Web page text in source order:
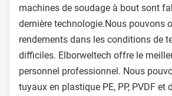
machines de soudage à bout sont
dernière technologie.Nous pouvons
rendements dans les conditions de
difficiles. Elborweltech offre le
personnel professionnel. Nous
tuyaux en plastique PE, PP, PVDF et